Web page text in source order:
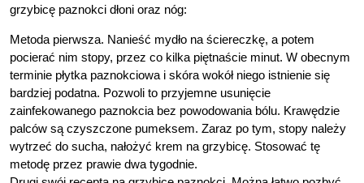
grzybicę paznokci dłoni oraz nóg:
Metoda pierwsza. Nanieść mydło na ściereczkę, a potem
pocierać nim stopy, przez co kilka piętnaście minut. W obecnym
terminie płytka paznokciowa i skóra wokół niego istnienie się
bardziej podatna. Pozwoli to przyjemne usunięcie
zainfekowanego paznokcia bez powodowania bólu. Krawędzie
palców są czyszczone pumeksem. Zaraz po tym, stopy należy
wytrzeć do sucha, nałożyć krem na grzybicę. Stosować tę
metodę przez prawie dwa tygodnie.